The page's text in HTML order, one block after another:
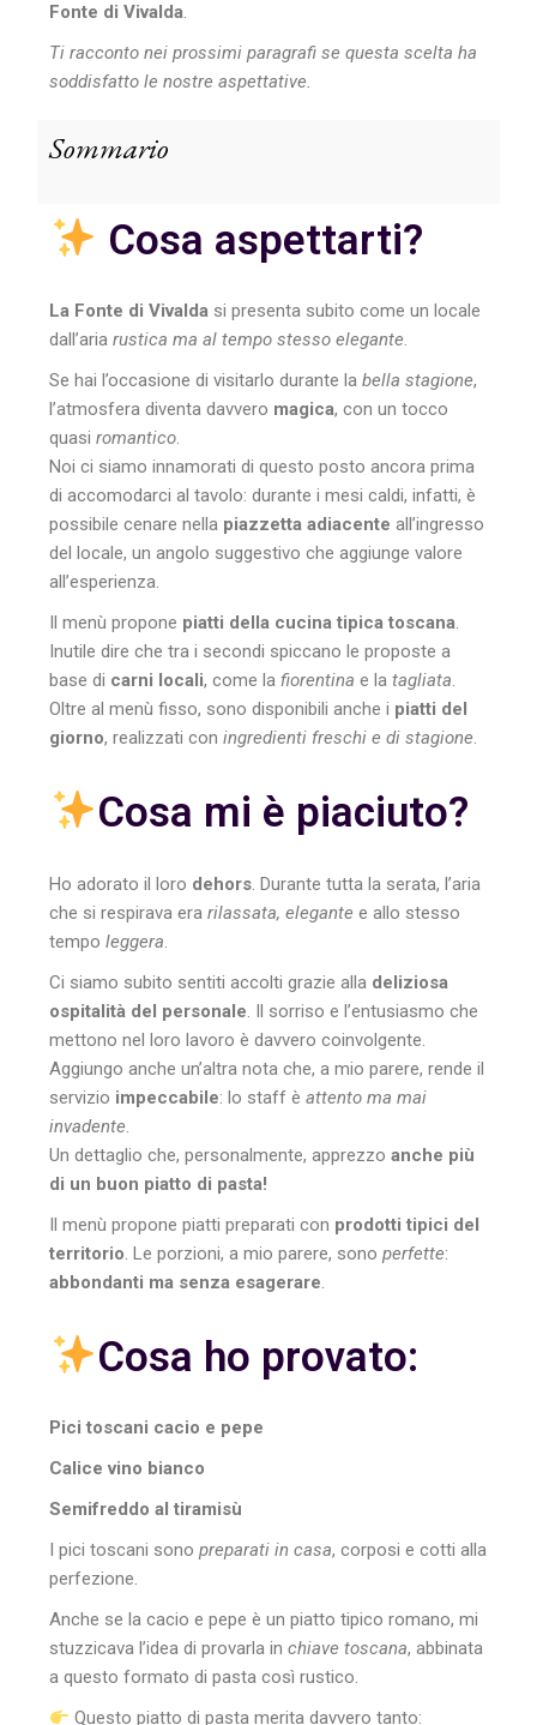
Fonte di Vivalda.
Ti racconto nei prossimi paragrafi se questa scelta ha
soddisfatto le nostre aspettative.
Sommario
Cosa aspettarti?
La Fonte di Vivalda si presenta subito come un locale
dall’ariarustica ma al tempo stesso elegante.
Se hai l’occasione di visitarlo durante labella stagione,
l’atmosfera diventa davvero magica, con un tocco
quasiromantico.
Noi ci siamo innamorati di questo posto ancora prima
di accomodarci al tavolo: durante i mesi caldi, infatti, è
possibile cenare nella piazzetta adiacente all’ingresso
del locale, un angolo suggestivo che aggiunge valore
all’esperienza.
Il menù propone piatti della cucina tipica toscana.
Inutile dire che tra i secondi spiccano le proposte a
base di carni locali, come lafiorentina e latagliata.
Oltre al menù fisso, sono disponibili anche i piatti del
giorno, realizzati coningredienti freschi e di stagione.
Cosa mi è piaciuto?
Ho adorato il loro dehors . Durante tutta la serata, l’aria
che si respirava erarilassata, elegante e allo stesso
tempoleggera
Ci siamo subito sentiti accolti grazie alla deliziosa
ospitalità del personale . Il sorriso e l’entusiasmo che
mettono nel loro lavoro è davvero coinvolgente.
Aggiungo anche un’altra nota che, a mio parere, rende il
servizio impeccabile: lo staff èattento ma mai
invadente
Un dettaglio che, personalmente, apprezzoanche più
di un buon piatto di pasta!
Il menù propone piatti preparati con prodotti tipici del
territorio . Le porzioni, a mio parere, sonoperfette:
abbondanti ma senza esagerare
Cosa ho provato:
Pici toscani cacio e pepe
Calice vino bianco
Semifreddo al tiramisù
I pici toscani sonopreparati in casa, corposi e cotti alla
perfezione.
Anche se la cacio e pepe è un piatto tipico romano, mi
stuzzicava l’idea di provarla inchiave toscana, abbinata
a questo formato di pasta così rustico.
Questo piatto di pasta merita davvero tanto: